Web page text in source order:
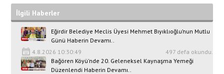
İlgili Haberler
Eğirdir Belediye Meclis Üyesi Mehmet Bıyıklıoğlu’nun Mutlu
Günü Haberin Devamı..
4.8.2026 10:30:49
497 defa okundu.
Bağören Köyü'nde 20. Geleneksel Kaynaşma Yemeği
Düzenlendi Haberin Devamı..